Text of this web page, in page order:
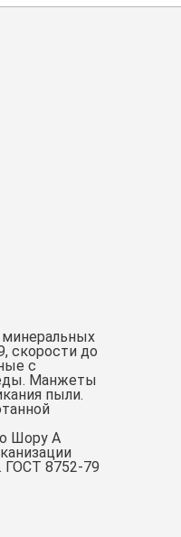
скорости до
с
Манжеты
пыли.
Шору А
ГОСТ 8752-79